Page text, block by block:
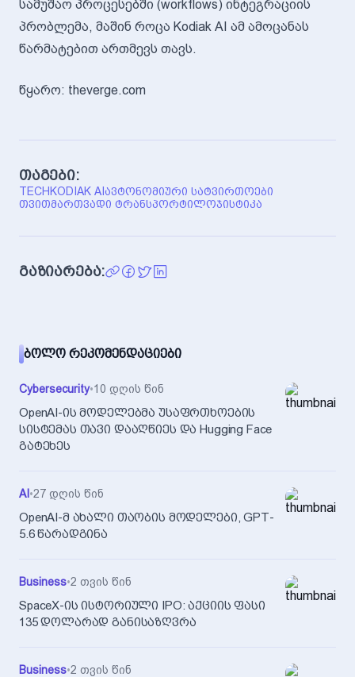
სამუშაო პროცესებში (workflows) ინტეგრაციის
პრობლემა, მაშინ როცა Kodiak AI ამ ამოცანას
წარმატებით ართმევს თავს.
წყარო: theverge.com
თაგები:
TECH KODIAK AI ᲐᲕᲢᲝᲜᲝᲛᲘᲣᲠᲘ ᲡᲐᲢᲕᲘᲠᲗᲝᲔᲑᲘ
ᲗᲕᲘᲗᲛᲐᲠᲗᲕᲐᲓᲘ ᲢᲠᲐᲜᲡᲞᲝᲠᲢᲘᲚᲝᲯᲘᲡᲢᲘᲙᲐ
გაზიარება:
ᲑᲝᲚᲝ ᲠᲔᲙᲝᲛᲔᲜᲓᲐᲪᲘᲔᲑᲘ
Cybersecurity•10 დღის წინ
OpenAI-ის მოდელებმა უსაფრთხოების
სისტემას თავი დააღწიეს და Hugging Face
გატეხეს
AI •27 დღის წინ
OpenAI-მ ახალი თაობის მოდელები, GPT-
5.6 წარადგინა
Business•2 თვის წინ
SpaceX-ის ისტორიული IPO: აქციის ფასი
135 დოლარად განისაზღვრა
Business•2 თვის წინ